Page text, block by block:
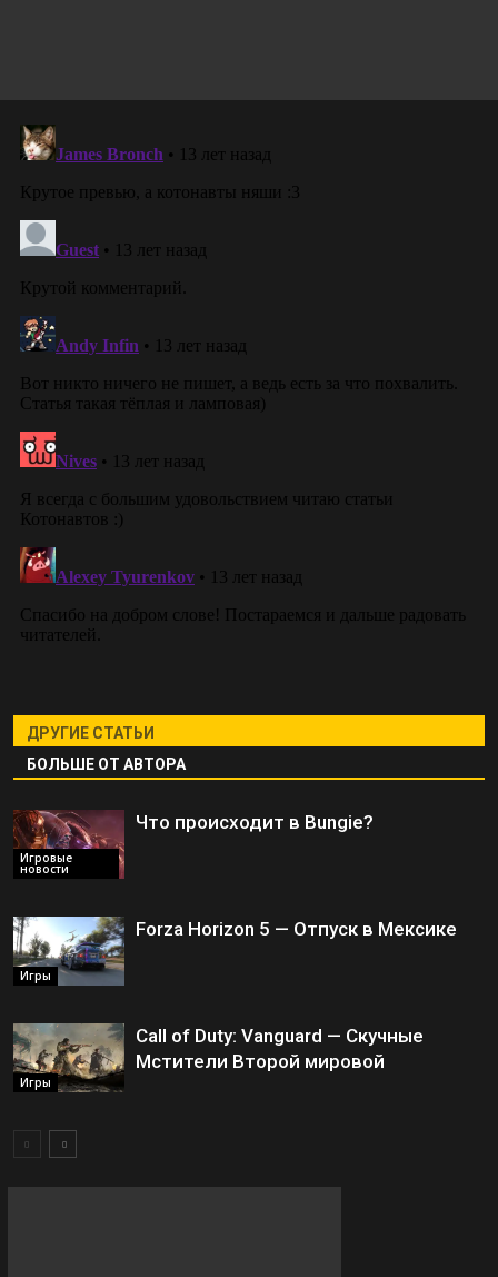
ДРУГИЕ СТАТЬИ
БОЛЬШЕ ОТ АВТОРА
Игровые
новости
Что происходит в Bungie?
Игры
Forza Horizon 5 — Отпуск в Мексике
Игры
Call of Duty: Vanguard — Скучные
Мстители Второй мировой